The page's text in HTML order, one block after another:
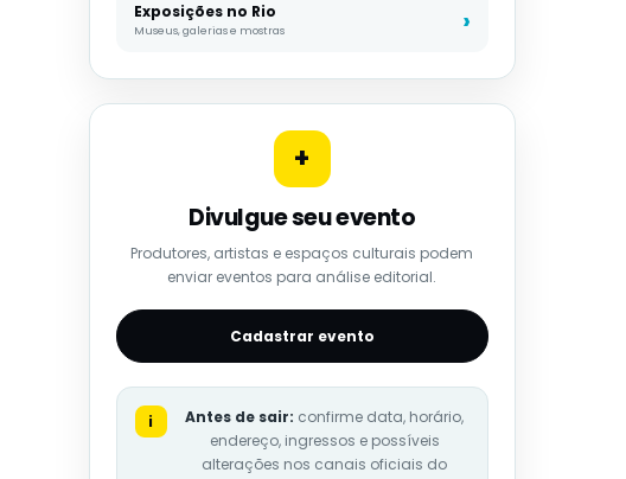
Exposições no Rio
Museus, galerias e mostras
+
Divulgue seu evento
Produtores, artistas e espaços culturais podem
enviar eventos para análise editorial.
Cadastrar evento
i Antes de sair: confirme data, horário,
endereço, ingressos e possíveis
alterações nos canais oficiais do